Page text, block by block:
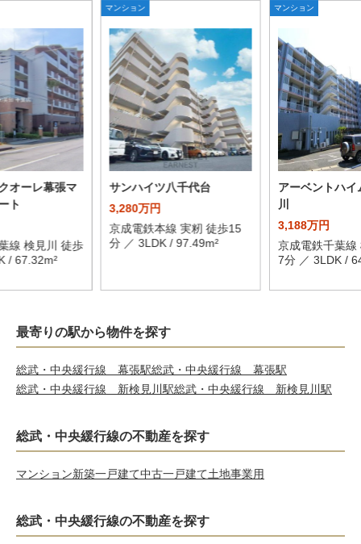
オーレ幕張マ
ト
線 検見川 徒歩
/ 67.32m²
マンション
サンハイツ八千代台
3,280万円
京成電鉄本線 実籾 徒歩15
分 ／ 3LDK / 97.49m²
マンション
アーベントハイ
川
3,188万円
京成電鉄千葉線
7分 ／ 3LDK /
最寄りの駅から物件を探す
総武・中央緩行線 幕張駅総武・中央緩行線 幕張駅
総武・中央緩行線 新検見川駅総武・中央緩行線 新検見川駅
総武・中央緩行線の不動産を探す
マンション新築一戸建て中古一戸建て土地事業用
総武・中央緩行線の不動産を探す